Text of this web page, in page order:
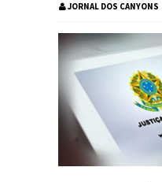
JORNAL DOS CANYONS